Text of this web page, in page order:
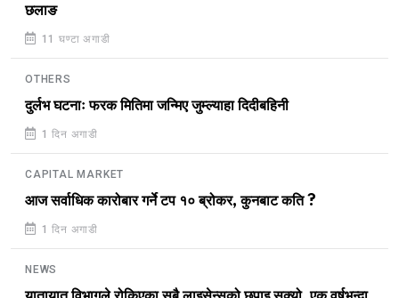
छलाङ
11 घण्टा अगाडी
OTHERS
दुर्लभ घटनाः फरक मितिमा जन्मिए जुम्ल्याहा दिदीबहिनी
1 दिन अगाडी
CAPITAL MARKET
आज सर्वाधिक कारोबार गर्ने टप १० ब्रोकर, कुनबाट कति ?
1 दिन अगाडी
NEWS